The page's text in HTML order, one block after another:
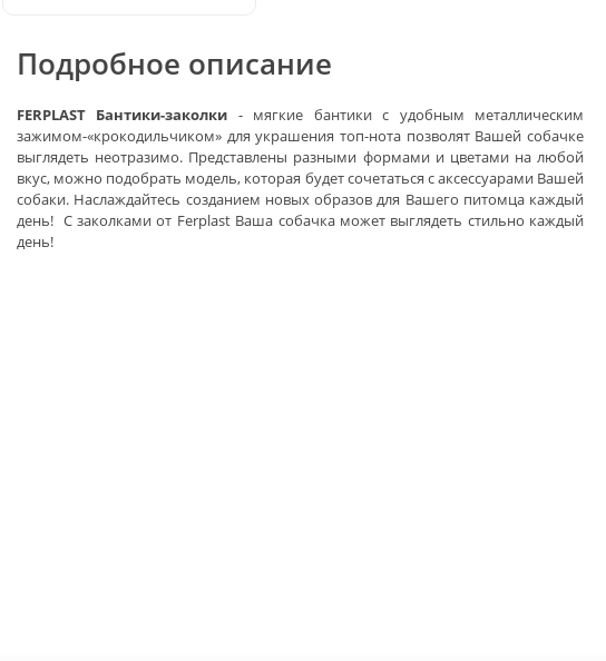
Подробное описание
FERPLAST Бантики-заколки - мягкие бантики с удобным металлическим
зажимом-«крокодильчиком» для украшения топ-нота позволят Вашей собачке
выглядеть неотразимо. Представлены разными формами и цветами на любой
вкус, можно подобрать модель, которая будет сочетаться с аксессуарами Вашей
собаки. Наслаждайтесь созданием новых образов для Вашего питомца каждый
день! С заколками от Ferplast Ваша собачка может выглядеть стильно каждый
день!